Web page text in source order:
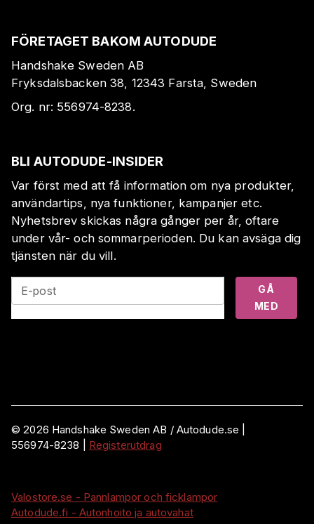
FÖRETAGET BAKOM AUTODUDE
Handshake Sweden AB
Fryksdalsbacken 38, 12343 Farsta, Sweden
Org. nr: 556974-8238.
BLI AUTODUDE-INSIDER
Var först med att få information om nya produkter,
användartips, nya funktioner, kampanjer etc.
Nyhetsbrev skickas några gånger per år, oftare
under vår- och sommarperioden. Du kan avsäga dig
tjänsten när du vill.
E-post
GÅ
MED
©2026 Handshake Sweden AB / Autodude.se |
556974-8238
Registerutdrag
Valostore.se - Pannlampor och ficklampor
Autodude.fi - Autonhoito ja autovahat